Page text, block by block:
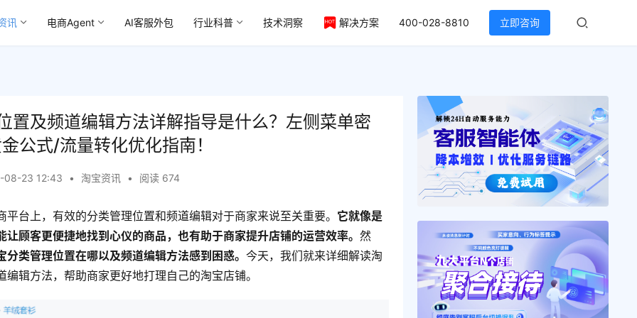
讯 电商Agent AI客服外包 行业科普 技术洞察 解决方案 400-028-8810 立即咨询
置及频道编辑方法详解指导是什么？左侧菜单密
公式/流量转化优化指南！
08-23 12:43 • 淘宝资讯 • 阅读 674
平台上，有效的分类管理位置和频道编辑对于商家来说至关重要。 它就像是
让顾客更便捷地找到心仪的商品，也有助于商家提升店铺的运营效率。然
分类管理位置在哪以及频道编辑方法感到困惑。今天，我们就来详细解读淘
编辑方法，帮助商家更好地打理自己的淘宝店铺。